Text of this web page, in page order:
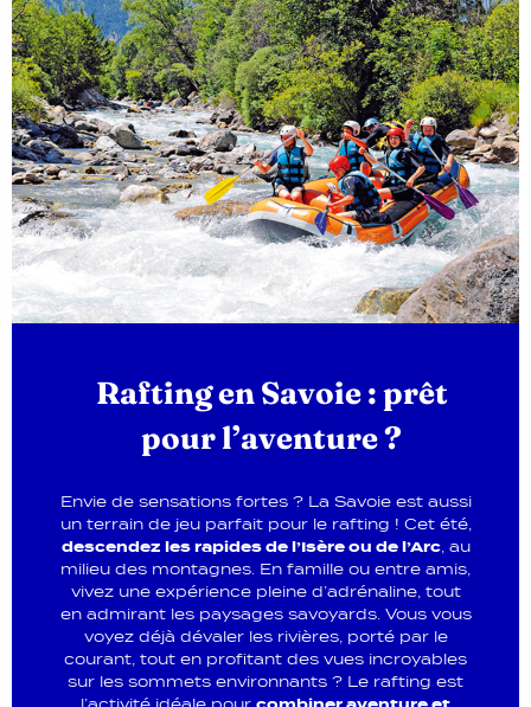
Rafting en Savoie : prêt
pour l’aventure ?
Envie de sensations fortes ? La Savoie est aussi
un terrain de jeu parfait pour le rafting ! Cet été,
descendez les rapides de l’Isère ou de l’Arc, au
milieu des montagnes. En famille ou entre amis,
vivez une expérience pleine d’adrénaline, tout
en admirant les paysages savoyards. Vous vous
voyez déjà dévaler les rivières, porté par le
courant, tout en profitant des vues incroyables
sur les sommets environnants ? Le rafting est